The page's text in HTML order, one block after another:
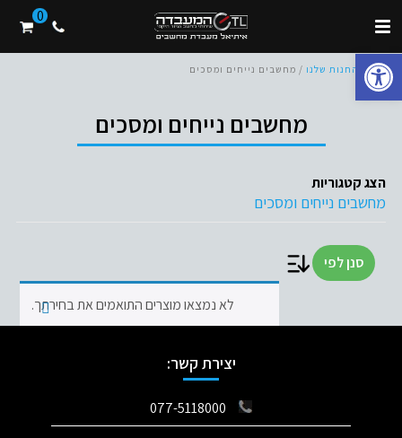
פתח סרגל נגישות
0
בית/ החנות שלנו / מחשבים נייחים ומסכים
מחשבים נייחים ומסכים
הצג קטגוריות
מחשבים נייחים ומסכים
סנן לפי
לא נמצאו מוצרים התואמים את בחירתך.
יצירת קשר:
077-5118000